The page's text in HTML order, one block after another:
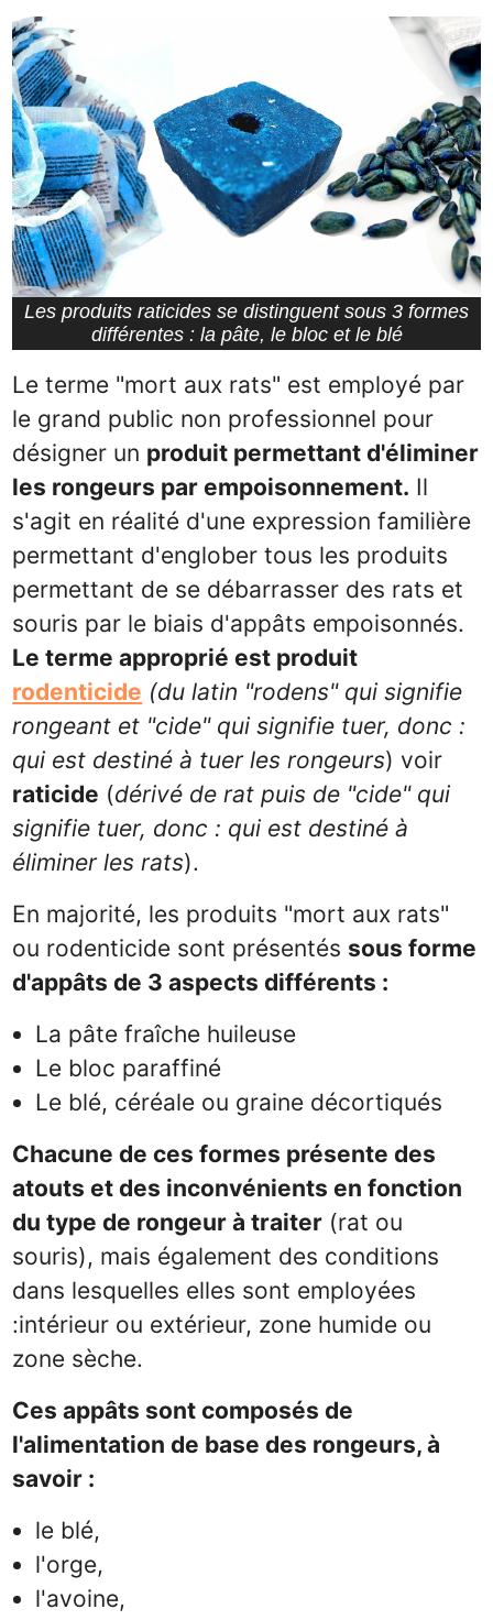
Les produits raticides se distinguent sous 3 formes
différentes : la pâte, le bloc et le blé
Le terme "mort aux rats" est employé par
le grand public non professionnel pour
désigner un produit permettant d'éliminer
les rongeurs par empoisonnement. Il
s'agit en réalité d'une expression familière
permettant d'englober tous les produits
permettant de se débarrasser des rats et
souris par le biais d'appâts empoisonnés.
Le terme approprié est produit
rodenticide (du latin "rodens" qui signifie
rongeant et "cide" qui signifie tuer, donc :
qui est destiné à tuer les rongeurs) voir
raticide (dérivé de rat puis de "cide" qui
signifie tuer, donc : qui est destiné à
éliminer les rats).
En majorité, les produits "mort aux rats"
ou rodenticide sont présentés sous forme
d'appâts de 3 aspects différents :
La pâte fraîche huileuse
Le bloc paraffiné
Le blé, céréale ou graine décortiqués
Chacune de ces formes présente des
atouts et des inconvénients en fonction
du type de rongeur à traiter (rat ou
souris), mais également des conditions
dans lesquelles elles sont employées
:intérieur ou extérieur, zone humide ou
zone sèche.
Ces appâts sont composés de
l'alimentation de base des rongeurs, à
savoir :
le blé,
l'orge,
l'avoine,